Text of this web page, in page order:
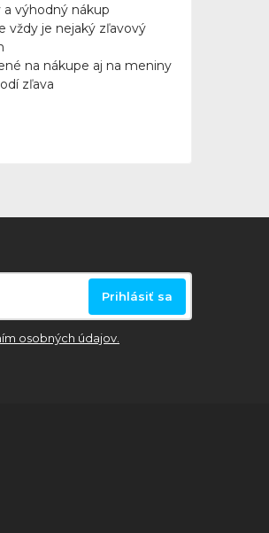
a výhodný nákup
vždy je nejaký zľavový
na nákupe aj na meniny
zľava
Prihlásiť sa
osobných údajov.